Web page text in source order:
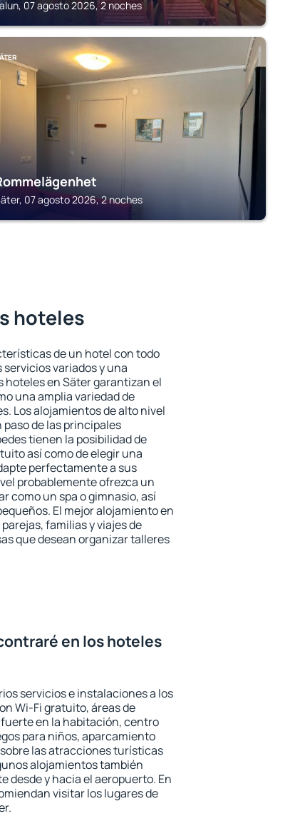
07 agosto 2026, 2 noches
07 agosto 2026, 2 noches
hoteles
de un hotel con todo
variados y una
en Säter garantizan el
una amplia variedad de
Los alojamientos de alto nivel
de las principales
tienen la posibilidad de
así como de elegir una
perfectamente a sus
probablemente ofrezca un
como un spa o gimnasio, así
El mejor alojamiento en
familias y viajes de
que desean organizar talleres
en los hoteles
servicios e instalaciones a los
Wi-Fi gratuito, áreas de
en la habitación, centro
para niños, aparcamiento
las atracciones turísticas
alojamientos también
desde y hacia el aeropuerto. En
visitar los lugares de